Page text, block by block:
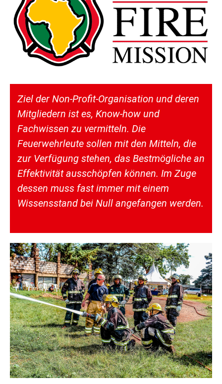
Ziel der Non-Profit-Organisation und deren
Mitgliedern ist es, Know-how und
Fachwissen zu vermitteln. Die
Feuerwehrleute sollen mit den Mitteln, die
zur Verfügung stehen, das Bestmögliche an
Effektivität ausschöpfen können. Im Zuge
dessen muss fast immer mit einem
Wissensstand bei Null angefangen werden.